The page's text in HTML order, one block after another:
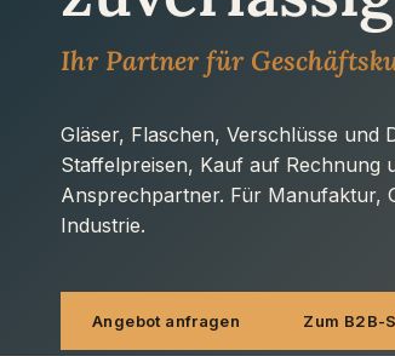
Ihr Partner für
Gläser, Flaschen, Verschlüsse und
Staffelpreisen, Kauf auf Rechnung
Ansprechpartner. Für Manufaktur,
Industrie.
Angebot anfragen Zum B2B-